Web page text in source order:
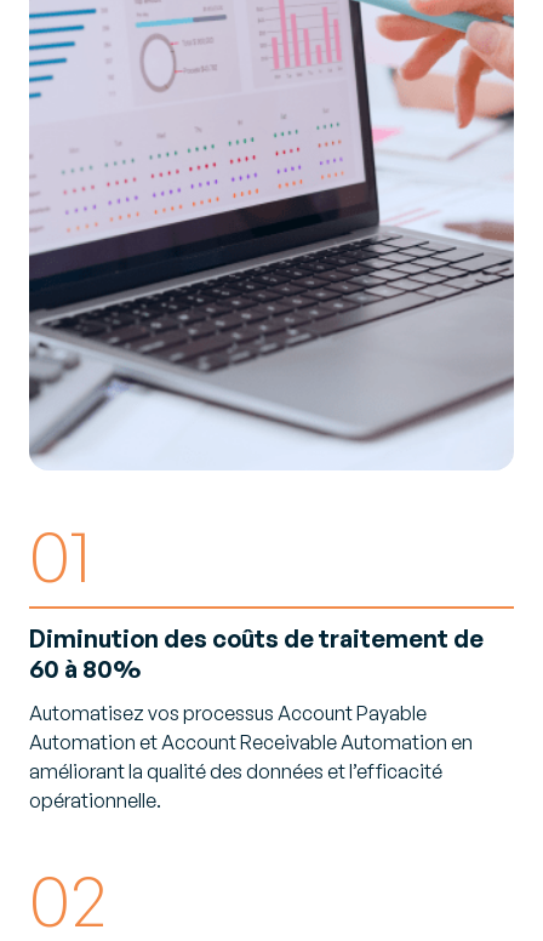
01
Diminution des coûts de traitement de
60 à 80%
Automatisez vos processus Account Payable
Automation et Account Receivable Automation en
améliorant la qualité des données et l’efficacité
opérationnelle.
02